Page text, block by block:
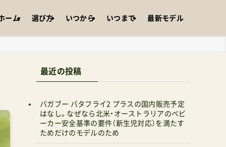
ーム 選び方 いつから いつまで 最新モデル
最近の投稿
バガブー バタフライ2 プラスの国内販売予定
はなし。なぜなら北米・オーストラリアのベビ
ーカー安全基準の要件（新生児対応）を満たす
ためだけのモデルのため